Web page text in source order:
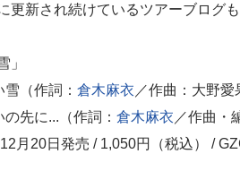
更新され続けているツアーブログも
」
（作詞： 倉木麻衣 ／作曲：大野愛
の先に...（作詞： 倉木麻衣 ／作曲・
月20日発売 / 1,050円（税込） /